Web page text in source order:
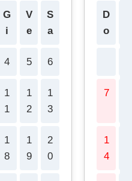
G
i
V
e
S
a
4 5 6
1
1
1
2
1
3
1
8
1
9
2
0
D
o
7
1
4